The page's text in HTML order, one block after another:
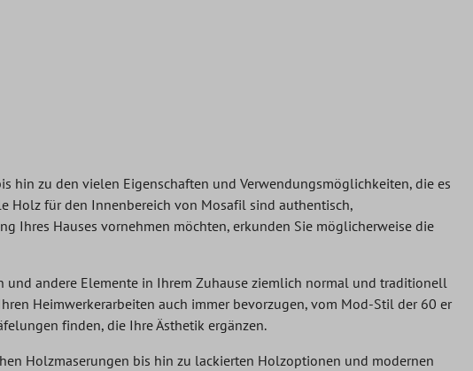
hin zu den vielen Eigenschaften und Verwendungsmöglichkeiten, die es
Holz für den Innenbereich von Mosafil sind authentisch,
Ihres Hauses vornehmen möchten, erkunden Sie möglicherweise die
andere Elemente in Ihrem Zuhause ziemlich normal und traditionell
Heimwerkerarbeiten auch immer bevorzugen, vom Mod-Stil der 60 er
finden, die Ihre Ästhetik ergänzen.
Holzmaserungen bis hin zu lackierten Holzoptionen und modernen